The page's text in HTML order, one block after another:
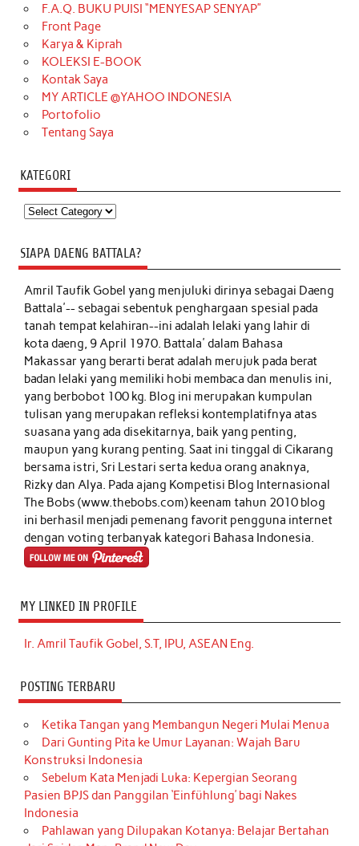
F.A.Q. BUKU PUISI “MENYESAP SENYAP”
Front Page
Karya & Kiprah
KOLEKSI E-BOOK
Kontak Saya
MY ARTICLE @YAHOO INDONESIA
Portofolio
Tentang Saya
KATEGORI
Kategori
SIAPA DAENG BATTALA?
Amril Taufik Gobelyang menjuluki dirinya sebagai Daeng
Battala'-- sebagai sebentuk penghargaan spesial pada
tanah tempat kelahiran--ini adalah lelaki yang lahir di
kota daeng, 9 April 1970. Battala' dalam Bahasa
Makassar yang berarti berat adalah merujuk pada berat
badan lelaki yang memiliki hobi membaca dan menulis ini,
yang berbobot 100 kg. Blog ini merupakan kumpulan
tulisan yang merupakan refleksi kontemplatifnya atas
suasana yang ada disekitarnya, baik yang penting,
maupun yang kurang penting. Saat ini tinggal di Cikarang
bersama istri, Sri Lestari serta kedua orang anaknya,
Rizky dan Alya. Pada ajang Kompetisi Blog Internasional
The Bobs (www.thebobs.com) keenam tahun 2010 blog
ini berhasil menjadi pemenang favorit pengguna internet
dengan voting terbanyak kategori Bahasa Indonesia.
MY LINKED IN PROFILE
Ir. Amril Taufik Gobel, S.T, IPU, ASEAN Eng.
POSTING TERBARU
Ketika Tangan yang Membangun Negeri Mulai Menua
Dari Gunting Pita ke Umur Layanan: Wajah Baru
Konstruksi Indonesia
Sebelum Kata Menjadi Luka: Kepergian Seorang
Pasien BPJS dan Panggilan ‘Einfühlung’ bagi Nakes
Indonesia
Pahlawan yang Dilupakan Kotanya: Belajar Bertahan